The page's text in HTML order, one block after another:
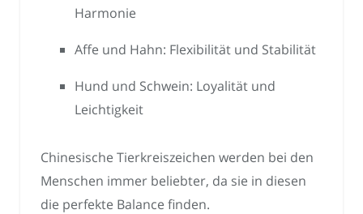
Harmonie
Affe und Hahn: Flexibilität und Stabilität
Hund und Schwein: Loyalität und
Leichtigkeit
Chinesische Tierkreiszeichen werden bei den
Menschen immer beliebter, da sie in diesen
die perfekte Balance finden.